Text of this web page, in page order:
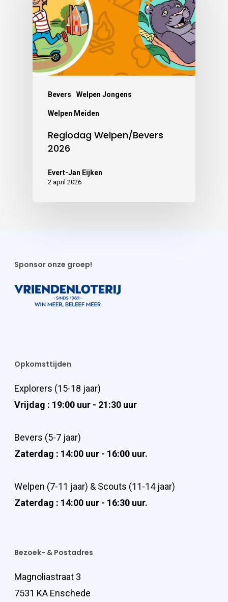
Bevers Welpen Jongens
Welpen Meiden
Regiodag Welpen/Bevers
2026
Evert-Jan Eijken
2 april 2026
Sponsor onze groep!
Opkomsttijden
Explorers (15-18 jaar)
Vrijdag : 19:00 uur - 21:30 uur
Bevers (5-7 jaar)
Zaterdag : 14:00 uur - 16:00 uur.
Welpen (7-11 jaar) & Scouts (11-14 jaar)
Zaterdag : 14:00 uur - 16:30 uur.
Bezoek- & Postadres
Magnoliastraat 3
7531 KA Enschede